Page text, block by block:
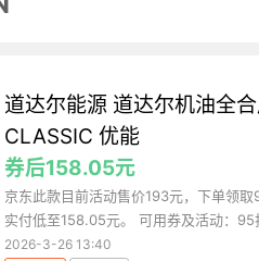
道达尔能源 道达尔机油全
CLASSIC 优能
券后158.05元
京东此款目前活动售价193元，下单领
实付低至158.05元。 可用券及活动：
2026-3-26 13:40